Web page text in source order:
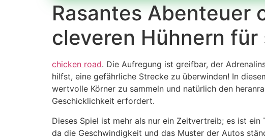
Rasantes Abenteuer
cleveren Hühnern
chicken road. Die Aufregung ist greifbar, der
hilfst, eine gefährliche Strecke zu überwinden! In
wertvolle Körner zu sammeln und natürlich den
Geschicklichkeit erfordert.
Dieses Spiel ist mehr als nur ein Zeitvertreib; es ist
da die Geschwindigkeit und das Muster der Autos